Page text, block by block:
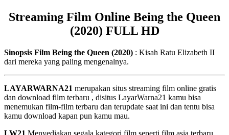
Streaming Film Online Being the Queen
(2020) FULL HD
Sinopsis Film Being the Queen (2020) : Kisah Ratu Elizabeth II
dari mereka yang paling mengenalnya.
LAYARWARNA21 merupakan situs streaming film online gratis
dan download film terbaru , disitus LayarWarna21 kamu bisa
menemukan film-film terbaru dan terupdate saat ini dan tentu bisa
kamu download kapan pun kamu mau.
LW21 Menyediakan segala kategori film seperti film asia terbaru